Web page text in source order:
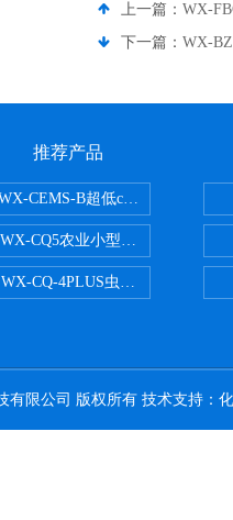
上一篇： WX-
下一篇： WX-
推荐产品
CEMS-B超低cems烟气监测系
WX-CQ5农业小型气象站
WX-CQ-4PLUS虫情测报灯
有限公司 版权所有 技术支持：